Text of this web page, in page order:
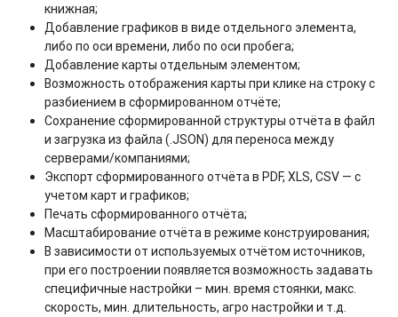
книжная;
Добавление графиков в виде отдельного элемента,
либо по оси времени, либо по оси пробега;
Добавление карты отдельным элементом;
Возможность отображения карты при клике на строку с
разбиением в сформированном отчёте;
Сохранение сформированной структуры отчёта в файл
и загрузка из файла (.JSON) для переноса между
серверами/компаниями;
Экспорт сформированного отчёта в PDF, XLS, CSV — с
учетом карт и графиков;
Печать сформированного отчёта;
Масштабирование отчёта в режиме конструирования;
В зависимости от используемых отчётом источников,
при его построении появляется возможность задавать
специфичные настройки – мин. время стоянки, макс.
скорость, мин. длительность, агро настройки и т.д.